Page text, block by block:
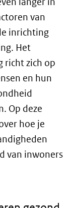
van
inrichting
Het
richt zich op
en hun
Op deze
hoe je
van inwoners